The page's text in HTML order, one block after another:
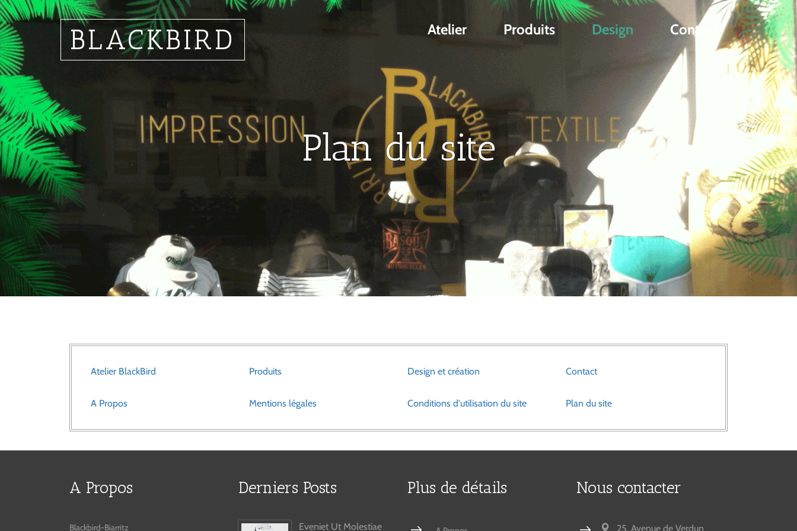
BLACKBIRD Atelier Produits Design Contact
Plan du site
Atelier BlackBird Produits Design et création Contact
A Propos Mentions légales Conditions d'utilisation du site Plan du site
A Propos
Blackbird-Biarritz
Derniers Posts
Eveniet Ut Molestiae
Plus de détails Nous contacter
25, Avenue de Verdun